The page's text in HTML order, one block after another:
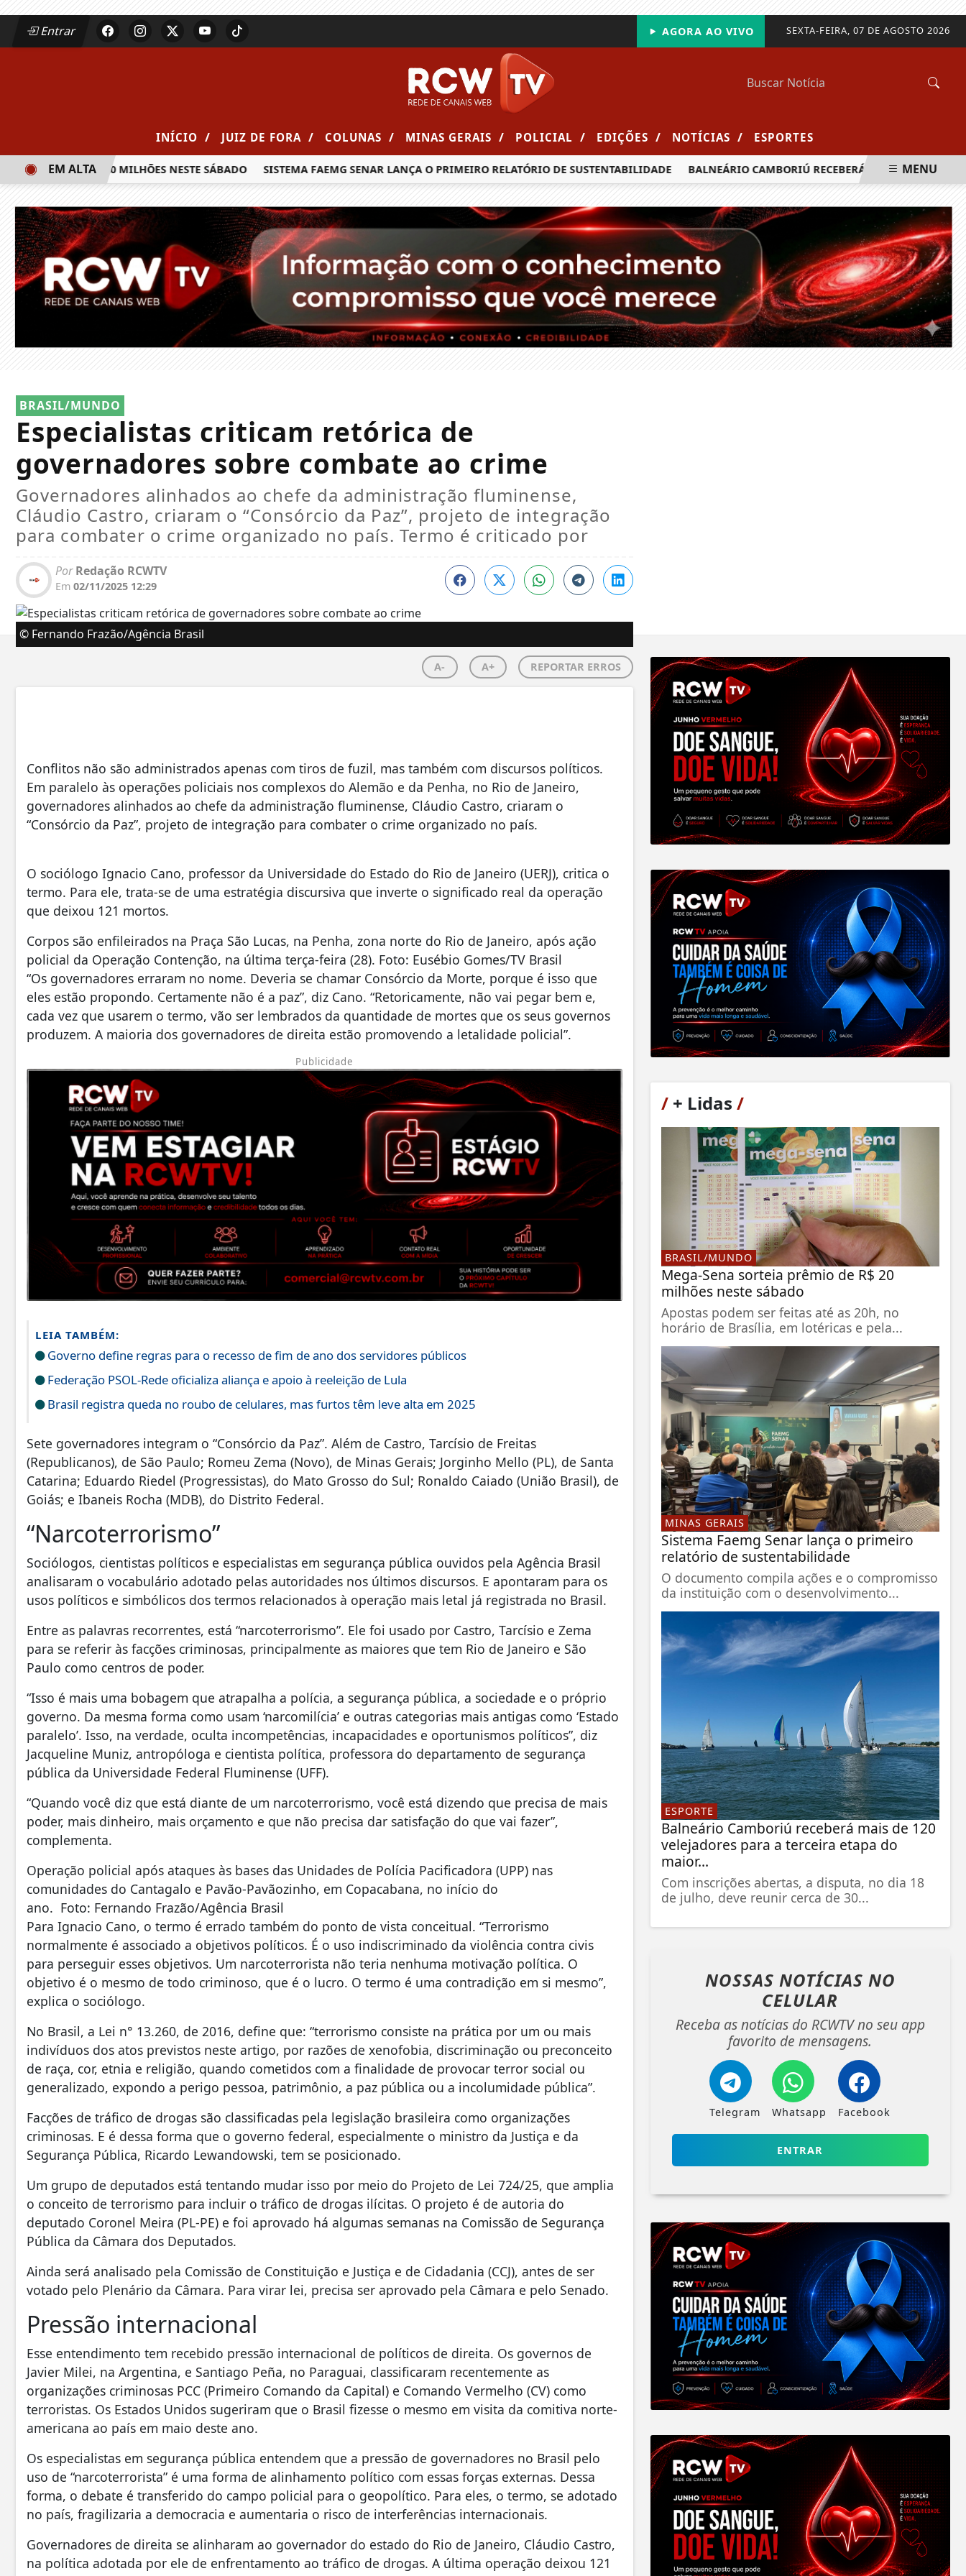
Entrar SEXTA-FEIRA, 07 DE AGOSTO 2026
AGORA AO VIVO
INÍCIO / JUIZ DE FORA / COLUNAS / MINAS GERAIS / POLICIAL / EDIÇÕES / NOTÍCIAS / ESPORTES
PRÊMIO DE R$ 20 MILHÕES NESTE SÁBADO SISTEMA FAEMG SENAR LANÇA O PRIMEIRO RELATÓRIO DE SUSTENTABILIDADE BALNEÁRIO CAMBORIÚ RECEBERÁ MAIS DE 120
EM ALTA MENU
BRASIL/MUNDO
Especialistas criticam retórica de
governadores sobre combate ao crime
Governadores alinhados ao chefe da administração fluminense,
Cláudio Castro, criaram o “Consórcio da Paz”, projeto de integração
para combater o crime organizado no país. Termo é criticado por
PorRedação RCWTV
Em 02/11/2025 12:29
© Fernando Frazão/Agência Brasil
A- A+ REPORTAR ERROS
Conflitos não são administrados apenas com tiros de fuzil, mas também com discursos políticos.
Em paralelo às operações policiais nos complexos do Alemão e da Penha, no Rio de Janeiro,
governadores alinhados ao chefe da administração fluminense, Cláudio Castro, criaram o
“Consórcio da Paz”, projeto de integração para combater o crime organizado no país.
O sociólogo Ignacio Cano, professor da Universidade do Estado do Rio de Janeiro (UERJ), critica o
termo. Para ele, trata-se de uma estratégia discursiva que inverte o significado real da operação
que deixou 121 mortos.
Corpos são enfileirados na Praça São Lucas, na Penha, zona norte do Rio de Janeiro, após ação
policial da Operação Contenção, na última terça-feira (28). Foto: Eusébio Gomes/TV Brasil
“Os governadores erraram no nome. Deveria se chamar Consórcio da Morte, porque é isso que
eles estão propondo. Certamente não é a paz”, diz Cano. “Retoricamente, não vai pegar bem e,
cada vez que usarem o termo, vão ser lembrados da quantidade de mortes que os seus governos
produzem. A maioria dos governadores de direita estão promovendo a letalidade policial”.
Publicidade
LEIA TAMBÉM:
Governo define regras para o recesso de fim de ano dos servidores públicos
Federação PSOL-Rede oficializa aliança e apoio à reeleição de Lula
Brasil registra queda no roubo de celulares, mas furtos têm leve alta em 2025
Sete governadores integram o “Consórcio da Paz”. Além de Castro, Tarcísio de Freitas
(Republicanos), de São Paulo; Romeu Zema (Novo), de Minas Gerais; Jorginho Mello (PL), de Santa
Catarina; Eduardo Riedel (Progressistas), do Mato Grosso do Sul; Ronaldo Caiado (União Brasil), de
Goiás; e Ibaneis Rocha (MDB), do Distrito Federal.
“Narcoterrorismo”
Sociólogos, cientistas políticos e especialistas em segurança pública ouvidos pela Agência Brasil
analisaram o vocabulário adotado pelas autoridades nos últimos discursos. E apontaram para os
usos políticos e simbólicos dos termos relacionados à operação mais letal já registrada no Brasil.
Entre as palavras recorrentes, está “narcoterrorismo”. Ele foi usado por Castro, Tarcísio e Zema
para se referir às facções criminosas, principalmente as maiores que tem Rio de Janeiro e São
Paulo como centros de poder.
“Isso é mais uma bobagem que atrapalha a polícia, a segurança pública, a sociedade e o próprio
governo. Da mesma forma como usam ‘narcomilícia’ e outras categorias mais antigas como ‘Estado
paralelo’. Isso, na verdade, oculta incompetências, incapacidades e oportunismos políticos”, diz
Jacqueline Muniz, antropóloga e cientista política, professora do departamento de segurança
pública da Universidade Federal Fluminense (UFF).
“Quando você diz que está diante de um narcoterrorismo, você está dizendo que precisa de mais
poder, mais dinheiro, mais orçamento e que não precisa dar satisfação do que vai fazer”,
complementa.
Operação policial após ataques às bases das Unidades de Polícia Pacificadora (UPP) nas
comunidades do Cantagalo e Pavão-Pavãozinho, em Copacabana, no início do
ano. Foto: Fernando Frazão/Agência Brasil
Para Ignacio Cano, o termo é errado também do ponto de vista conceitual. “Terrorismo
normalmente é associado a objetivos políticos. É o uso indiscriminado da violência contra civis
para perseguir esses objetivos. Um narcoterrorista não teria nenhuma motivação política. O
objetivo é o mesmo de todo criminoso, que é o lucro. O termo é uma contradição em si mesmo”,
explica o sociólogo.
No Brasil, a Lei n° 13.260, de 2016, define que: “terrorismo consiste na prática por um ou mais
indivíduos dos atos previstos neste artigo, por razões de xenofobia, discriminação ou preconceito
de raça, cor, etnia e religião, quando cometidos com a finalidade de provocar terror social ou
generalizado, expondo a perigo pessoa, patrimônio, a paz pública ou a incolumidade pública”.
Facções de tráfico de drogas são classificadas pela legislação brasileira como organizações
criminosas. E é dessa forma que o governo federal, especialmente o ministro da Justiça e da
Segurança Pública, Ricardo Lewandowski, tem se posicionado.
Um grupo de deputados está tentando mudar isso por meio do Projeto de Lei 724/25, que amplia
o conceito de terrorismo para incluir o tráfico de drogas ilícitas. O projeto é de autoria do
deputado Coronel Meira (PL-PE) e foi aprovado há algumas semanas na Comissão de Segurança
Pública da Câmara dos Deputados.
Ainda será analisado pela Comissão de Constituição e Justiça e de Cidadania (CCJ), antes de ser
votado pelo Plenário da Câmara. Para virar lei, precisa ser aprovado pela Câmara e pelo Senado.
Pressão internacional
Esse entendimento tem recebido pressão internacional de políticos de direita. Os governos de
Javier Milei, na Argentina, e Santiago Peña, no Paraguai, classificaram recentemente as
organizações criminosas PCC (Primeiro Comando da Capital) e Comando Vermelho (CV) como
terroristas. Os Estados Unidos sugeriram que o Brasil fizesse o mesmo em visita da comitiva norte-
americana ao país em maio deste ano.
Os especialistas em segurança pública entendem que a pressão de governadores no Brasil pelo
uso de “narcoterrorista” é uma forma de alinhamento político com essas forças externas. Dessa
forma, o debate é transferido do campo policial para o geopolítico. Para eles, o termo, se adotado
no país, fragilizaria a democracia e aumentaria o risco de interferências internacionais.
Governadores de direita se alinharam ao governador do estado do Rio de Janeiro, Cláudio Castro,
na política adotada por ele de enfrentamento ao tráfico de drogas. A última operação deixou 121
/+ Lidas /
BRASIL/MUNDO
Mega-Sena sorteia prêmio de R$ 20
milhões neste sábado
Apostas podem ser feitas até as 20h, no
horário de Brasília, em lotéricas e pela...
MINAS GERAIS
Sistema Faemg Senar lança o primeiro
relatório de sustentabilidade
O documento compila ações e o compromisso
da instituição com o desenvolvimento...
ESPORTE
Balneário Camboriú receberá mais de 120
velejadores para a terceira etapa do
maior...
Com inscrições abertas, a disputa, no dia 18
de julho, deve reunir cerca de 30...
NOSSAS NOTÍCIAS NO
CELULAR
Receba as notícias do RCWTV no seu app
favorito de mensagens.
Telegram Whatsapp Facebook
ENTRAR